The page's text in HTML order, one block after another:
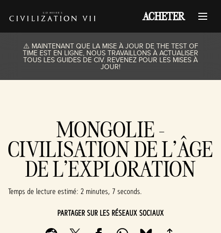
ACHETER
⚠️ MAINTENANT QUE LA MISE À JOUR DE THE TEST OF
TIME EST EN LIGNE, NOUS TRAVAILLONS À ACTUALISER
TOUS LES GUIDES DE CIV. REVENEZ POUR LES MISES À
JOUR!
MONGOLIE -
CIVILISATION DE L’ÂGE
DE L’EXPLORATION
Temps de lecture estimé 2 minutes, 7 seconds
PARTAGER SUR LES RÉSEAUX SOCIAUX